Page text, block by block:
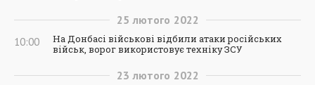
25 лютого 2022
10:00
На Донбасі військові відбили атаки російських
військ, ворог використовує техніку ЗСУ
23 лютого 2022